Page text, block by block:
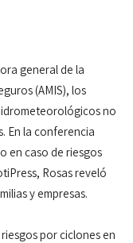
general de la
(AMIS), los
no
En la conferencia
en caso de riesgos
Rosas reveló
y empresas.
por ciclones en